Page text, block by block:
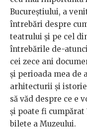
Bucureștiului, a
întrebări despre
teatrului și pe cel
întrebările de-
cei zece ani
și perioada mea de
arhitecturii și
să văd despre ce e
și poate fi
bilete a Muzeului.